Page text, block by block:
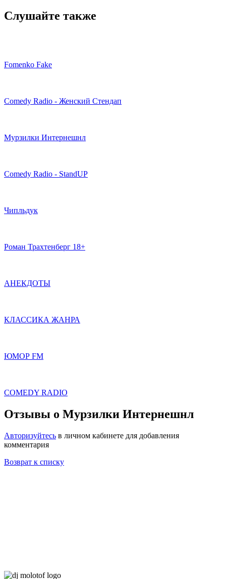
Слушайте также
Fomenko Fake
Comedy Radio - Женский Стендап
Мурзилки Интернешнл
Comedy Radio - StandUP
Чипльдук
Роман Трахтенберг 18+
АНЕКДОТЫ
КЛАССИКА ЖАНРА
ЮМОР FM
COMEDY RADIO
Отзывы о Мурзилки Интернешнл
Авторизуйтесь в личном кабинете для добавления
комментария
Возврат к списку